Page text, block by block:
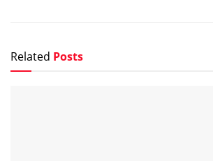
Related Posts